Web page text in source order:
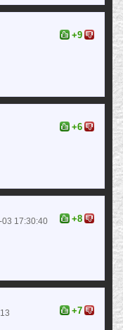
+9
+6
17:30:40 +8
+7